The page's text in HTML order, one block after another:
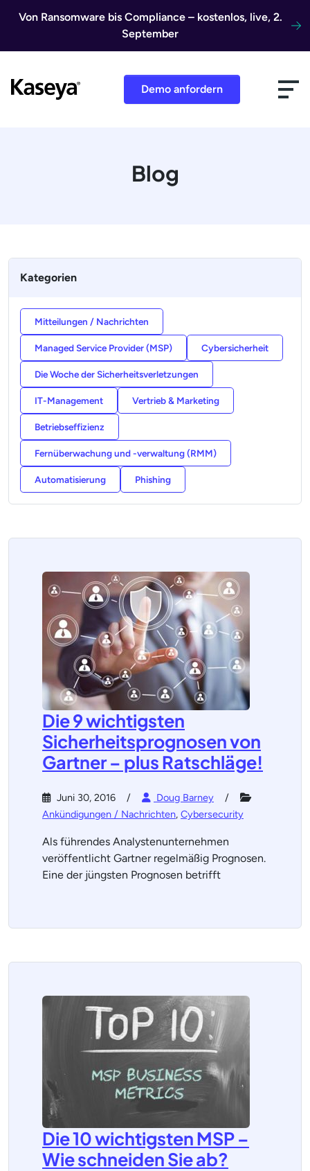
Von Ransomware bis Compliance – kostenlos, live, 2.
September
Demo anfordern
Blog
Kategorien
Mitteilungen / Nachrichten
Managed Service Provider (MSP) Cybersicherheit
Die Woche der Sicherheitsverletzungen
IT-Management Vertrieb & Marketing
Betriebseffizienz
Fernüberwachung und -verwaltung (RMM)
Automatisierung Phishing
Die 9 wichtigsten
Sicherheitsprognosen von
Gartner – plus Ratschläge!
Juni 30, 2016
Doug Barney
Ankündigungen / Nachrichten, Cybersecurity
Als führendes Analystenunternehmen
veröffentlicht Gartner regelmäßig Prognosen.
Eine der jüngsten Prognosen betrifft
Die 10 wichtigsten MSP –
Wie schneiden Sie ab?